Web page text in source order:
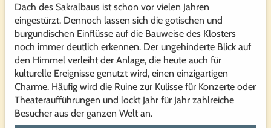
Dach des Sakralbaus ist schon vor vielen Jahren
eingestürzt. Dennoch lassen sich die gotischen und
burgundischen Einflüsse auf die Bauweise des Klosters
noch immer deutlich erkennen. Der ungehinderte Blick auf
den Himmel verleiht der Anlage, die heute auch für
kulturelle Ereignisse genutzt wird, einen einzigartigen
Charme. Häufig wird die Ruine zur Kulisse für Konzerte oder
Theateraufführungen und lockt Jahr für Jahr zahlreiche
Besucher aus der ganzen Welt an.